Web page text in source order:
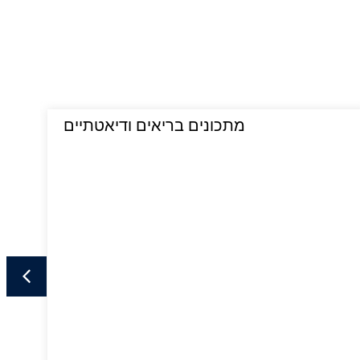
מתכונים בריאים ודיאטתיים